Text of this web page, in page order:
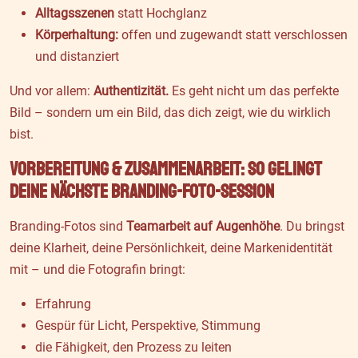
Alltagsszenen statt Hochglanz
Körperhaltung: offen und zugewandt statt verschlossen
und distanziert
Und vor allem: Authentizität. Es geht nicht um das perfekte
Bild – sondern um ein Bild, das dich zeigt, wie du wirklich
bist.
Vorbereitung & Zusammenarbeit: So gelingt
deine nächste Branding-Foto-Session
Branding-Fotos sind Teamarbeit auf Augenhöhe. Du bringst
deine Klarheit, deine Persönlichkeit, deine Markenidentität
mit – und die Fotografin bringt:
Erfahrung
Gespür für Licht, Perspektive, Stimmung
die Fähigkeit, den Prozess zu leiten